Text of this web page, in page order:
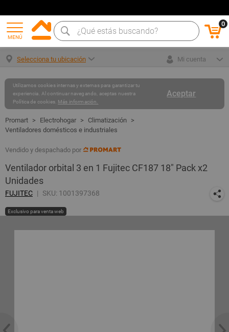
MENÚ
0
Selecciona tu ubicación Mi cuenta
Aceptar
Utilizamos cookies internas y externas para garantizar tu
experiencia. Al continuar navegando, aceptas nuestra
Política de cookies. Más información.
Electrohogar
Climatización
Ventiladores domésticos e industriales
Vendido y despachado por
Ventilador orbital 3 en 1 Fujitec CF187 18" Pack x2
Unidades
FUJITEC SKU: 1001397368
Exclusivo para venta web